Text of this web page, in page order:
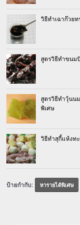
วิธีทำเฉาก๊วยท
สูตรวิธีทำขนม
สูตรวิธีทำวุ้นน
พิเศษ
วิธีทำสุกี้แห้งท
ป้ายกำกับ: หารายได้พิเศษ